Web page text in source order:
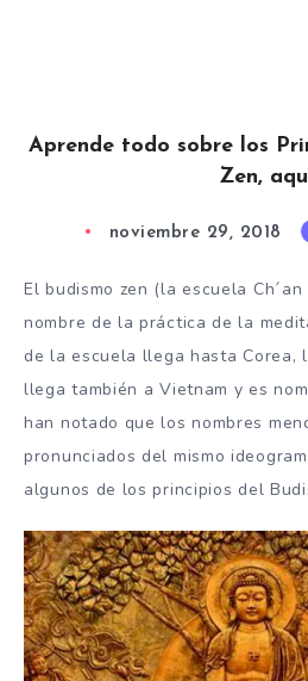
Aprende todo sobre los
Zen,
noviembre 29, 2018
El budismo zen (la escuela
nombre de la práctica de la
de la escuela llega hasta Corea,
llega también a Vietnam y es
han notado que los nombres
pronunciados del mismo
algunos de los principios del